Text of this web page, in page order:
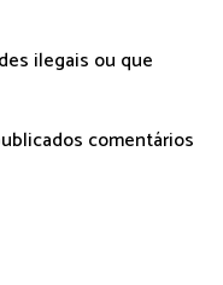
ilegais ou que
comentários